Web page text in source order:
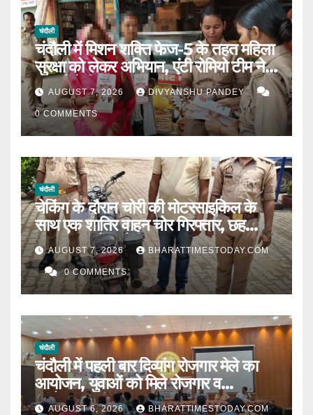
चंदौली
चंदौली में मिशन शक्ति फेज-5 के तहत महिला
सुरक्षा को लेकर अभियान, एंटी रोमियो टीम ने
बाजारों में किया जागरूक|
AUGUST 7, 2026 DIVYANSHU PANDEY
0 COMMENTS
चंदौली
चेकिंग के दौरान चोरी की मोटरसाइकिल के
साथ एक शातिर वाहन चोर गिरफ्तार, छह
मुकदमों का है आरोपी l
AUGUST 7, 2026 BHARATTIMESTODAY.COM
0 COMMENTS
चंदौली
चंदौली में पहली बार दिव्यांग रोजगार मेले का
आयोजन, युवाओं को मिले रोजगार व
स्वरोजगार के अवसर ।
AUGUST 6, 2026 BHARATTIMESTODAY.COM